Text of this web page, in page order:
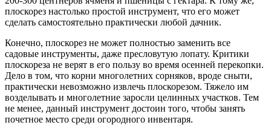
плоскорез настолько простой инструмент, что его может
сделать самостоятельно практически любой дачник.
Конечно, плоскорез не может полностью заменить все
садовые инструменты, даже пресловутую лопату. Критики
плоскореза не верят в его пользу во время осенней перекопки.
Дело в том, что корни многолетних сорняков, вроде сныти,
практически невозможно извлечь плоскорезом. Тяжело им
возделывать и многолетние заросли целинных участков. Тем
не менее, данный инструмент достоин того, чтобы занять
почетное место среди огородного инвентаря.